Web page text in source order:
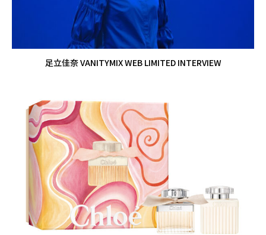
足立佳奈 VANITYMIX WEB LIMITED INTERVIEW